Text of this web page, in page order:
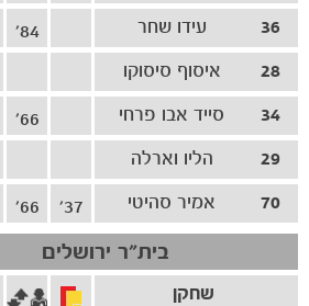
הקבוצות
36
עידו שחר
84'
28
איסוף סיסוקו
34
סייד אבו פרחי
66'
29
הליו וארלה
70
אמיר סהיטי 66' 37'
בית"ר ירושלים
שחקן